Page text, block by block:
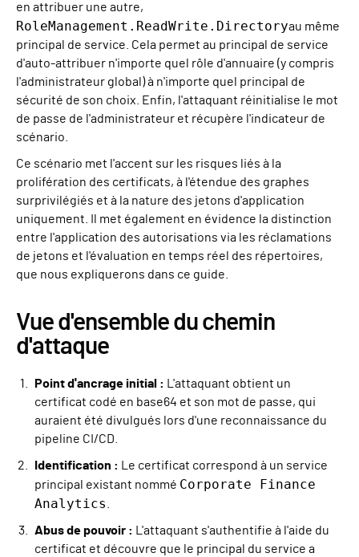
en attribuer une autre,
RoleManagement.ReadWrite.Directoryau même
principal de service. Cela permet au principal de service
d'auto-attribuer n'importe quel rôle d'annuaire (y compris
l'administrateur global) à n'importe quel principal de
sécurité de son choix. Enfin, l'attaquant réinitialise le mot
de passe de l'administrateur et récupère l'indicateur de
scénario.
Ce scénario met l'accent sur les risques liés à la
prolifération des certificats, à l'étendue des graphes
surprivilégiés et à la nature des jetons d'application
uniquement. Il met également en évidence la distinction
entre l'application des autorisations via les réclamations
de jetons et l'évaluation en temps réel des répertoires,
que nous expliquerons dans ce guide.
Vue d'ensemble du chemin
d'attaque
Point d'ancrage initial :
L'attaquant obtient un
certificat codé en base64 et son mot de passe, qui
auraient été divulgués lors d'une reconnaissance du
pipeline CI/CD.
Identification :
Le certificat correspond à un service
principal existant nommé Corporate Finance
Analytics
Abus de pouvoir :
L'attaquant s'authentifie à l'aide du
certificat et découvre que le principal du service a